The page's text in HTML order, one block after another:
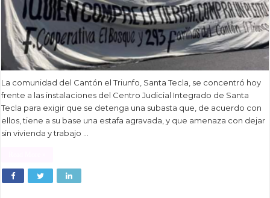
La comunidad del Cantón el Triunfo, Santa Tecla, se concentró hoy
frente a las instalaciones del Centro Judicial Integrado de Santa
Tecla para exigir que se detenga una subasta que, de acuerdo con
ellos, tiene a su base una estafa agravada, y que amenaza con dejar
sin vivienda y trabajo …